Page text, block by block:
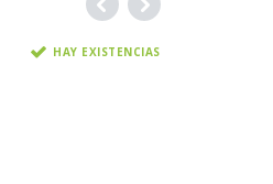
HAY EXISTENCIAS